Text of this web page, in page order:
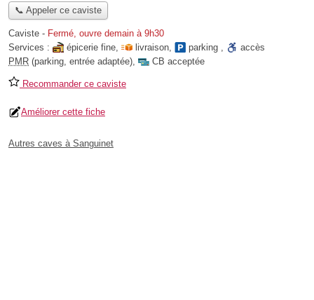
📞 Appeler ce caviste
Caviste - Fermé, ouvre demain à 9h30
Services :
épicerie fine, livraison, parking ,
accès
PMR (parking, entrée adaptée), CB acceptée
Recommander ce caviste
Améliorer cette fiche
Autres caves à Sanguinet